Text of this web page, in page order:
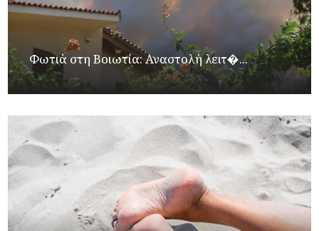
Φωτιά στη Βοιωτία: Αναστολή λειτ�...